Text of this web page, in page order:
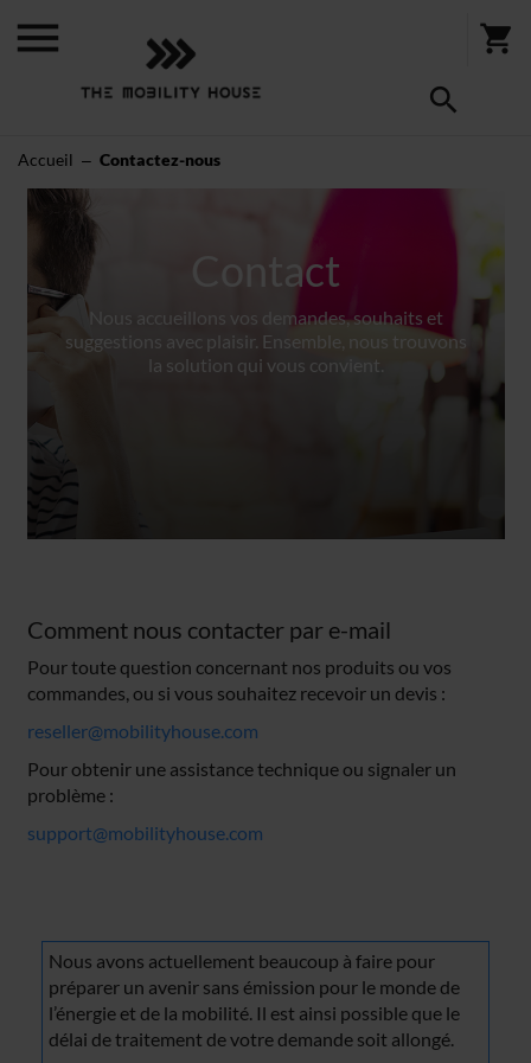
Accueil Contactez-nous
Contact
Nous accueillons vos demandes, souhaits et
suggestions avec plaisir. Ensemble, nous trouvons
la solution qui vous convient.
Comment nous contacter par e-mail
Pour toute question concernant nos produits ou vos
commandes, ou si vous souhaitez recevoir un devis :
reseller@mobilityhouse.com
Pour obtenir une assistance technique ou signaler un
problème :
support@mobilityhouse.com
Nous avons actuellement beaucoup à faire pour
préparer un avenir sans émission pour le monde de
l’énergie et de la mobilité. Il est ainsi possible que le
délai de traitement de votre demande soit allongé.